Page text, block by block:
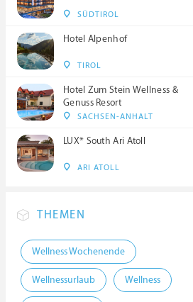
SÜDTIROL
Hotel Alpenhof
TIROL
Hotel Zum Stein Wellness &
Genuss Resort
SACHSEN-ANHALT
LUX* South Ari Atoll
ARI ATOLL
THEMEN
Wellness Wochenende
Wellnessurlaub Wellness